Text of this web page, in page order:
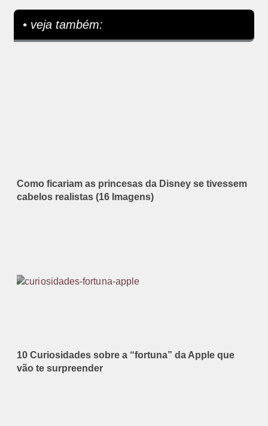
• veja também:
Como ficariam as princesas da Disney se tivessem
cabelos realistas (16 Imagens)
10 Curiosidades sobre a “fortuna” da Apple que
vão te surpreender